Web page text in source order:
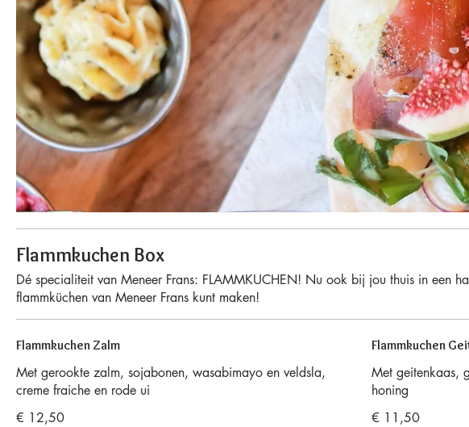
Flammkuchen Box
Dé specialiteit van Meneer Frans: FLAMMKUCHEN! Nu ook bij jou thuis in een
flammküchen van Meneer Frans kunt maken!
Flammkuchen Zalm
Met gerookte zalm, sojabonen, wasabimayo en veldsla,
creme fraiche en rode ui
€ 12,50
Flammkuchen
Met geitenkaas,
honing
€ 11,50